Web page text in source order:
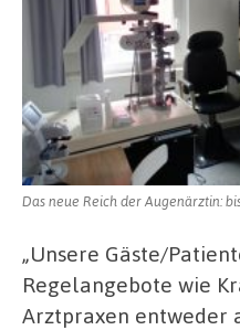
Das neue Reich der Augenärztin:
„Unsere Gäste/
Regelangebote wie
Arztpraxen entweder